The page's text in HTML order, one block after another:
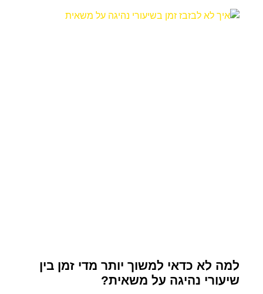
למה לא כדאי למשוך יותר מדי זמן בין
שיעורי נהיגה על משאית?